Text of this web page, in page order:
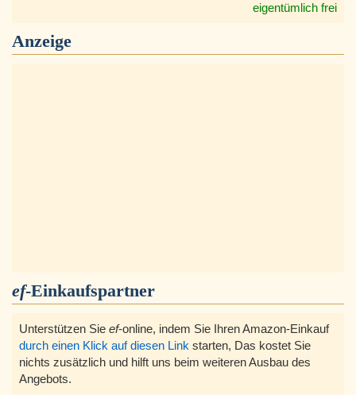
eigentümlich frei
Anzeige
ef-Einkaufspartner
Unterstützen Sie ef-online, indem Sie Ihren Amazon-Einkauf
durch einen Klick auf diesen Link starten, Das kostet Sie
nichts zusätzlich und hilft uns beim weiteren Ausbau des
Angebots.